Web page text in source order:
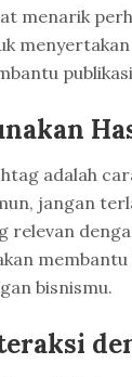
menarik
adalah
jangan
relevan
bisnismu.